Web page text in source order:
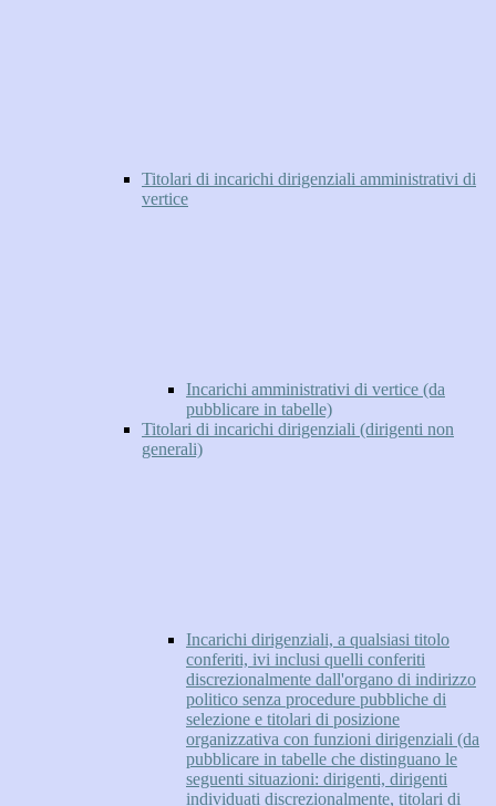
Titolari di incarichi dirigenziali amministrativi di
vertice
Incarichi amministrativi di vertice (da
pubblicare in tabelle)
Titolari di incarichi dirigenziali (dirigenti non
generali)
Incarichi dirigenziali, a qualsiasi titolo
conferiti, ivi inclusi quelli conferiti
discrezionalmente dall'organo di indirizzo
politico senza procedure pubbliche di
selezione e titolari di posizione
organizzativa con funzioni dirigenziali (da
pubblicare in tabelle che distinguano le
seguenti situazioni: dirigenti, dirigenti
individuati discrezionalmente, titolari di